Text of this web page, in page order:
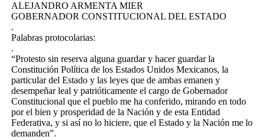
ALEJANDRO ARMENTA MIER
GOBERNADOR CONSTITUCIONAL DEL ESTADO
.
Palabras protocolarias:
.
“Protesto sin reserva alguna guardar y hacer guardar la
Constitución Política de los Estados Unidos Mexicanos, la
particular del Estado y las leyes que de ambas emanen y
desempeñar leal y patrióticamente el cargo de Gobernador
Constitucional que el pueblo me ha conferido, mirando en todo
por el bien y prosperidad de la Nación y de esta Entidad
Federativa, y si así no lo hiciere, que el Estado y la Nación me lo
demanden”.